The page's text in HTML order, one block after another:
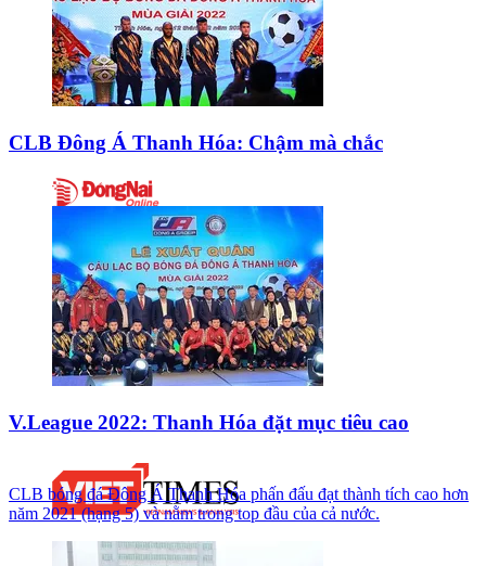
CLB Đông Á Thanh Hóa: Chậm mà chắc
V.League 2022: Thanh Hóa đặt mục tiêu cao
CLB bóng đá Đông Á Thanh Hóa phấn đấu đạt thành tích cao hơn
năm 2021 (hạng 5) và nằm trong top đầu của cả nước.